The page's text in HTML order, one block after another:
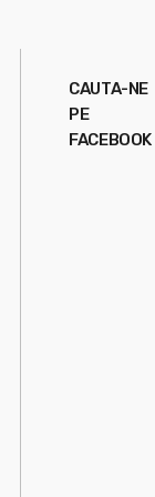
CAUTA-NE
PE
FACEBOOK